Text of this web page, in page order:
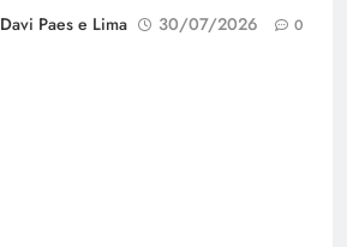
Davi Paes e Lima
30/07/2026 0